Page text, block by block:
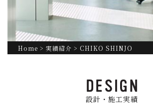
Home > 実績紹介 > CHIKO SHINJO
設計・施工実績